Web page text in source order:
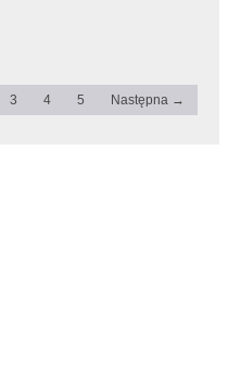
3 4 5 Następna →